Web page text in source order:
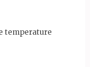
temperature